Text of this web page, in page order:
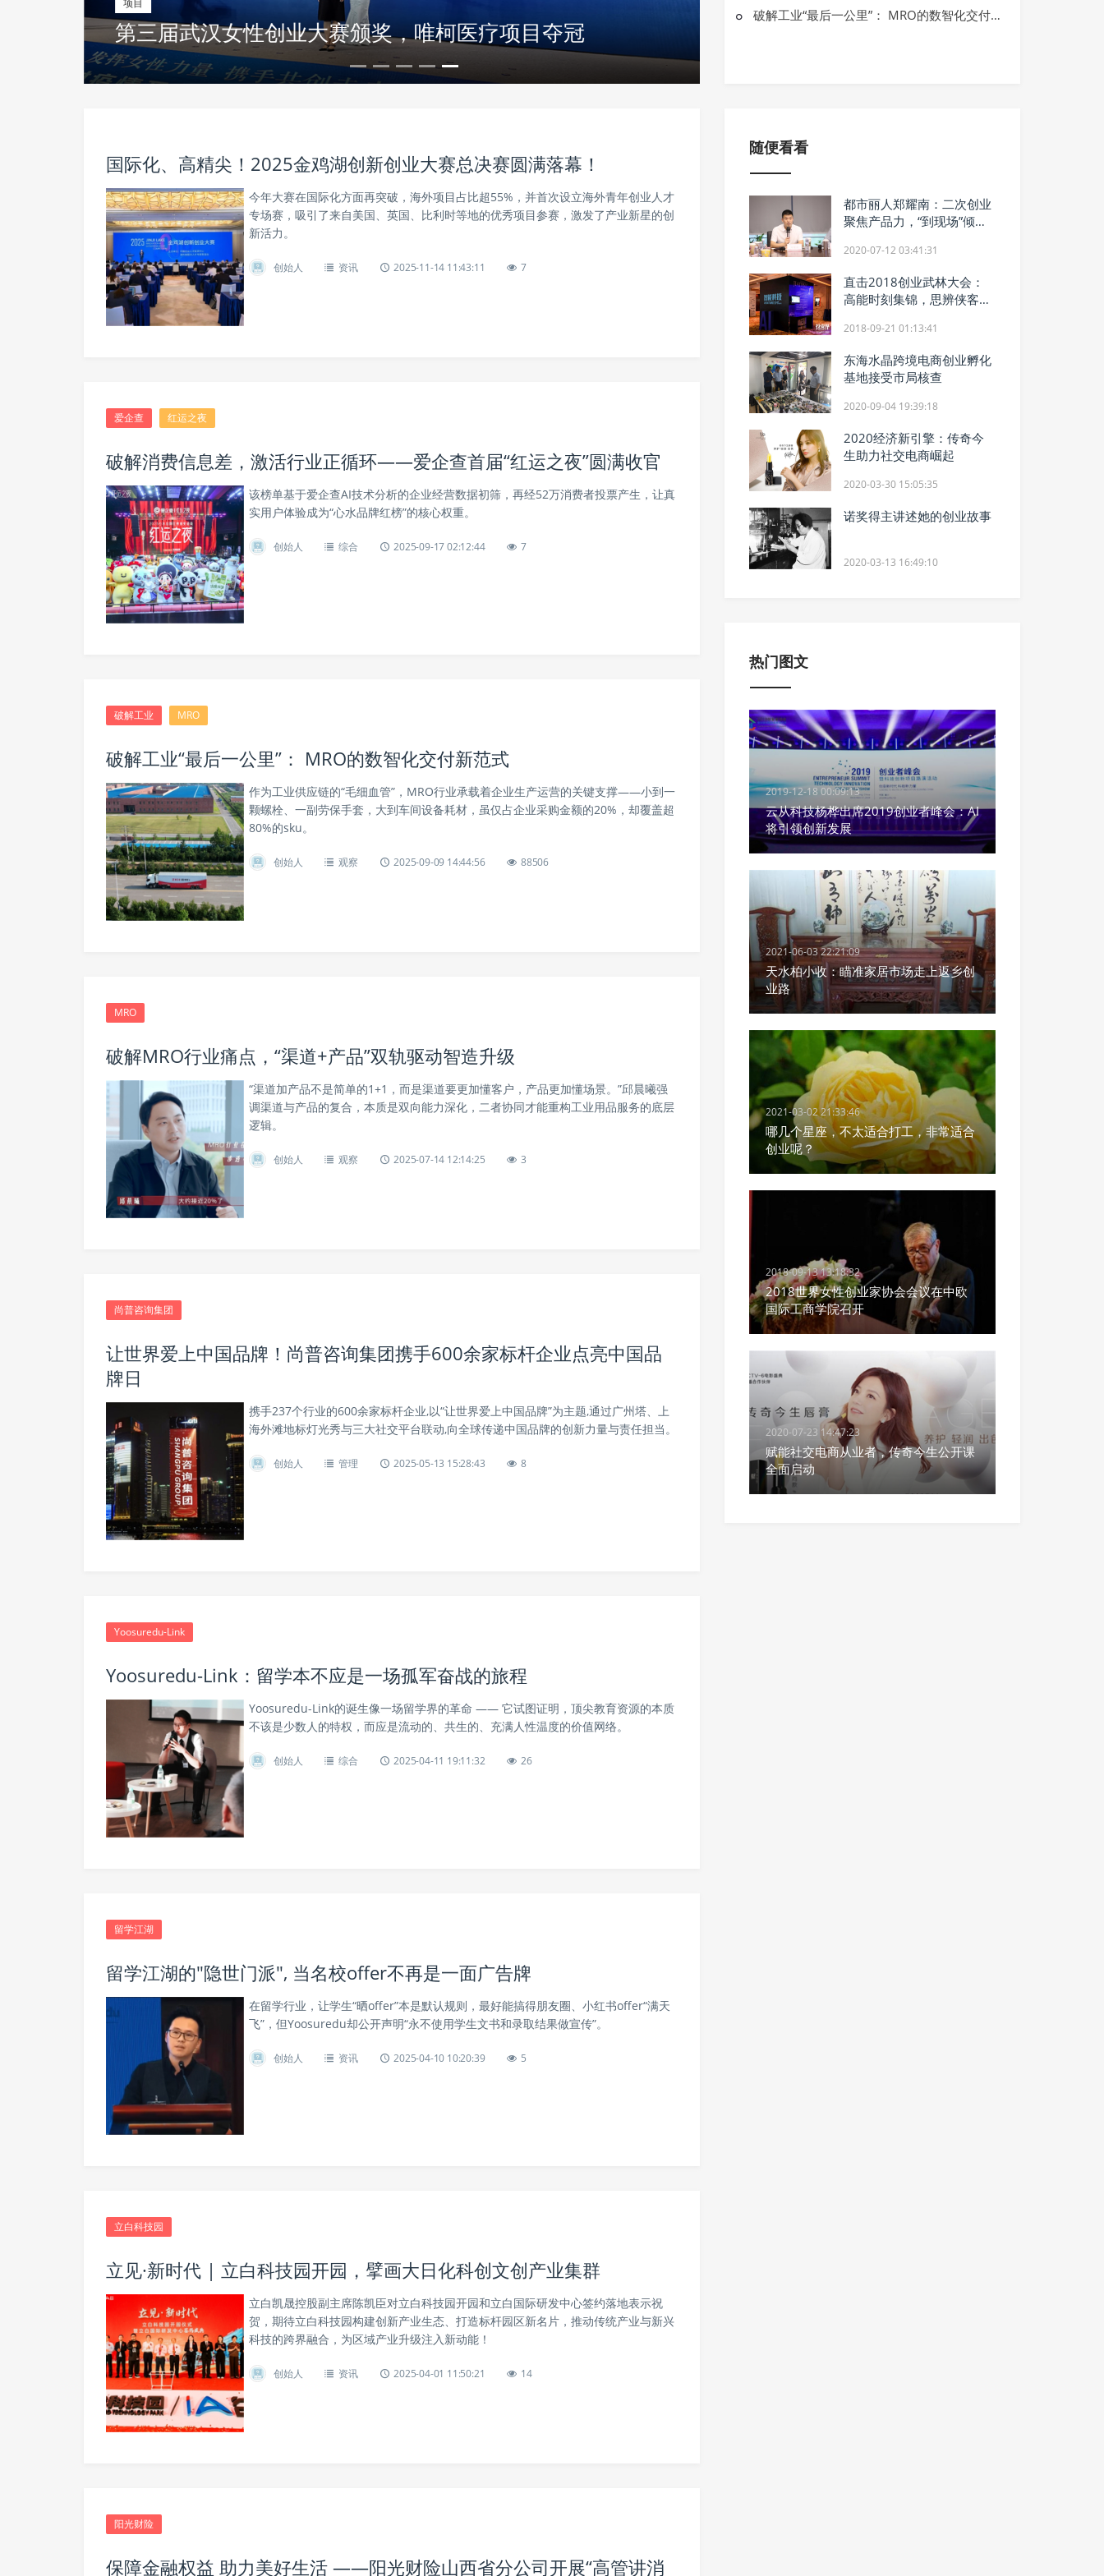
项目
第三届武汉女性创业大赛颁奖，唯柯医疗项目夺冠 嘉莲VR心理——VR技术为心理健康场
破解工业“最后一公里”： MRO的数智化交付新范式
国际化、高精尖！2025金鸡湖创新创业大赛总决赛圆满落幕！
今年大赛在国际化方面再突破，海外项目占比超55%，并首次设立海外青年创业人才
专场赛，吸引了来自美国、英国、比利时等地的优秀项目参赛，激发了产业新星的创
新活力。
创始人 资讯 2025-11-14 11:43:11 7
爱企查 红运之夜
破解消费信息差，激活行业正循环——爱企查首届“红运之夜”圆满收官
该榜单基于爱企查AI技术分析的企业经营数据初筛，再经52万消费者投票产生，让真
实用户体验成为“心水品牌红榜”的核心权重。
创始人 综合 2025-09-17 02:12:44 7
破解工业 MRO
破解工业“最后一公里”： MRO的数智化交付新范式
作为工业供应链的“毛细血管”，MRO行业承载着企业生产运营的关键支撑——小到一
颗螺栓、一副劳保手套，大到车间设备耗材，虽仅占企业采购金额的20%，却覆盖超
80%的sku。
创始人 观察 2025-09-09 14:44:56 88506
MRO
破解MRO行业痛点，“渠道+产品”双轨驱动智造升级
“渠道加产品不是简单的1+1，而是渠道要更加懂客户，产品更加懂场景。”邱晨曦强
调渠道与产品的复合，本质是双向能力深化，二者协同才能重构工业用品服务的底层
逻辑。
创始人 观察 2025-07-14 12:14:25 3
尚普咨询集团
让世界爱上中国品牌！尚普咨询集团携手600余家标杆企业点亮中国品
牌日
携手237个行业的600余家标杆企业,以“让世界爱上中国品牌”为主题,通过广州塔、上
海外滩地标灯光秀与三大社交平台联动,向全球传递中国品牌的创新力量与责任担当。
创始人 管理 2025-05-13 15:28:43 8
Yoosuredu-Link
Yoosuredu-Link：留学本不应是一场孤军奋战的旅程
Yoosuredu-Link的诞生像一场留学界的革命 —— 它试图证明，顶尖教育资源的本质
不该是少数人的特权，而应是流动的、共生的、充满人性温度的价值网络。
创始人 综合 2025-04-11 19:11:32 26
留学江湖
留学江湖的"隐世门派", 当名校offer不再是一面广告牌
在留学行业，让学生“晒offer”本是默认规则，最好能搞得朋友圈、小红书offer“满天
飞”，但Yoosuredu却公开声明“永不使用学生文书和录取结果做宣传”。
创始人 资讯 2025-04-10 10:20:39 5
立白科技园
立见·新时代 | 立白科技园开园，擘画大日化科创文创产业集群
立白凯晟控股副主席陈凯臣对立白科技园开园和立白国际研发中心签约落地表示祝
贺，期待立白科技园构建创新产业生态、打造标杆园区新名片，推动传统产业与新兴
科技的跨界融合，为区域产业升级注入新动能！
创始人 资讯 2025-04-01 11:50:21 14
阳光财险
保障金融权益 助力美好生活 ——阳光财险山西省分公司开展“高管讲消
随便看看
都市丽人郑耀南：二次创业
聚焦产品力，“到现场”倾听
2020-07-12 03:41:31
直击2018创业武林大会：
高能时刻集锦，思辨侠客风
2018-09-21 01:13:41
东海水晶跨境电商创业孵化
基地接受市局核查
2020-09-04 19:39:18
2020经济新引擎：传奇今
生助力社交电商崛起
2020-03-30 15:05:35
诺奖得主讲述她的创业故事
2020-03-13 16:49:10
热门图文
2019-12-18 00:09:13
云从科技杨桦出席2019创业者峰会：AI
将引领创新发展
2021-06-03 22:21:09
天水柏小收：瞄准家居市场走上返乡创
业路
2021-03-02 21:33:46
哪几个星座，不太适合打工，非常适合
创业呢？
2018-09-13 13:18:32
2018世界女性创业家协会会议在中欧
国际工商学院召开
2020-07-23 14:47:23
赋能社交电商从业者，传奇今生公开课
全面启动